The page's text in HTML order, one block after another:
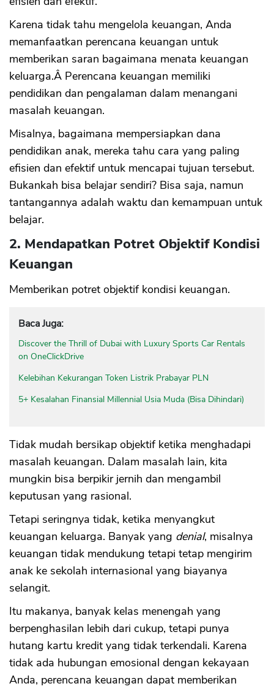
Karena tidak tahu mengelola keuangan, Anda
memanfaatkan perencana keuangan untuk
memberikan saran bagaimana menata keuangan
keluarga.Â Perencana keuangan memiliki
pendidikan dan pengalaman dalam menangani
masalah keuangan.
Misalnya, bagaimana mempersiapkan dana
pendidikan anak, mereka tahu cara yang paling
efisien dan efektif untuk mencapai tujuan tersebut.
Bukankah bisa belajar sendiri? Bisa saja, namun
tantangannya adalah waktu dan kemampuan untuk
belajar.
2. Mendapatkan Potret Objektif Kondisi
Keuangan
Memberikan potret objektif kondisi keuangan.
Baca Juga:
Discover the Thrill of Dubai with Luxury Sports Car Rentals
on OneClickDrive
Kelebihan Kekurangan Token Listrik Prabayar PLN
5+ Kesalahan Finansial Millennial Usia Muda (Bisa Dihindari)
Tidak mudah bersikap objektif ketika menghadapi
masalah keuangan. Dalam masalah lain, kita
mungkin bisa berpikir jernih dan mengambil
keputusan yang rasional.
Tetapi seringnya tidak, ketika menyangkut
keuangan keluarga. Banyak yang denial, misalnya
keuangan tidak mendukung tetapi tetap mengirim
anak ke sekolah internasional yang biayanya
selangit.
Itu makanya, banyak kelas menengah yang
berpenghasilan lebih dari cukup, tetapi punya
hutang kartu kredit yang tidak terkendali. Karena
tidak ada hubungan emosional dengan kekayaan
Anda, perencana keuangan dapat memberikan